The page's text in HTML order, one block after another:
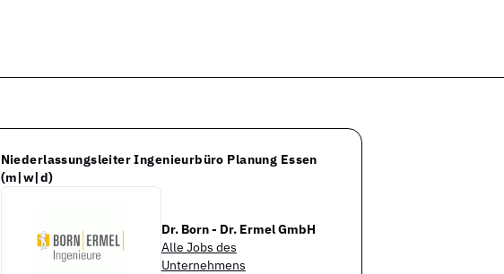
Niederlassungsleiter Ingenieurbüro Planung Essen
(m|w|d)
Dr. Born - Dr. Ermel GmbH
Alle Jobs des
Unternehmens